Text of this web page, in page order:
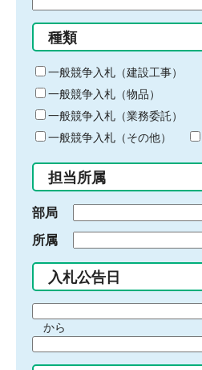
る
キ
ー
ワ
ー
ド
入
力
種類
一般競争入札（建設工事）
一般競争入札（物品）
一般競争入札（業務委託）
一般競争入札（その他）
担当所属
部局
所属
入札公告日
間
始
から
間